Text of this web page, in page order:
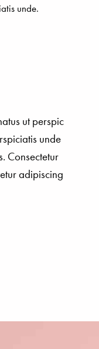
unde.
ut perspic
unde
Consectetur
adipiscing